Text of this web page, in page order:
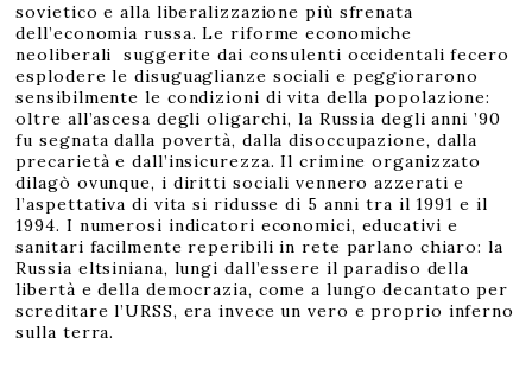
sovietico e alla liberalizzazione più sfrenata
dell’economia russa. Le riforme economiche
neoliberali suggerite dai consulenti occidentali fecero
esplodere le disuguaglianze sociali e peggiorarono
sensibilmente le condizioni di vita della popolazione:
oltre all’ascesa degli oligarchi, la Russia degli anni ’90
fu segnata dalla povertà, dalla disoccupazione, dalla
precarietà e dall’insicurezza. Il crimine organizzato
dilagò ovunque, i diritti sociali vennero azzerati e
l’aspettativa di vita si ridusse di 5 anni tra il 1991 e il
1994. I numerosi indicatori economici, educativi e
sanitari facilmente reperibili in rete parlano chiaro: la
Russia eltsiniana, lungi dall’essere il paradiso della
libertà e della democrazia, come a lungo decantato per
screditare l’URSS, era invece un vero e proprio inferno
sulla terra.